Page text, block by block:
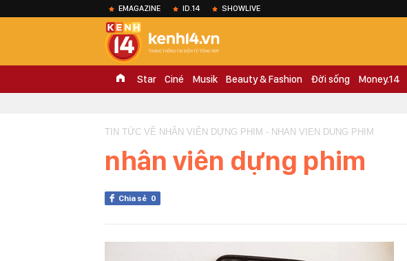
EMAGAZINE ID.14 SHOWLIVE
Star Ciné Musik Beauty & Fashion Đời sống Money.14
TIN TỨC VỀ NHÂN VIÊN DỰNG PHIM - NHAN VIEN DUNG PHIM
nhân viên dựng phim
Chia sẻ 0